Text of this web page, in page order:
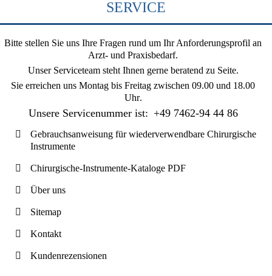
SERVICE
Bitte stellen Sie uns Ihre Fragen rund um Ihr Anforderungsprofil an
Arzt- und Praxisbedarf.
Unser Serviceteam steht Ihnen gerne beratend zu Seite.
Sie erreichen uns Montag bis Freitag zwischen 09.00 und 18.00
Uhr.
Unsere Servicenummer ist: +49 7462-94 44 86
Gebrauchsanweisung für wiederverwendbare Chirurgische
Instrumente
Chirurgische-Instrumente-Kataloge PDF
Über uns
Sitemap
Kontakt
Kundenrezensionen